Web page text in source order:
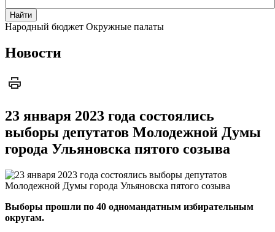
Народный бюджет Окружные палаты
Новости
23 января 2023 года состоялись
выборы депутатов Молодежной Думы
города Ульяновска пятого созыва
Выборы прошли по 40 одномандатным избирательным
округам.